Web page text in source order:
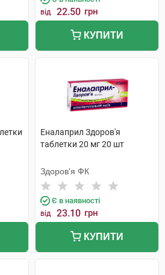
від 22.50 грн
КУПИТИ
Еналаприл Здоров'я
таблетки 20 мг 20 шт
Здоров'я ФК
Є в наявності
від 23.10 грн
КУПИТИ